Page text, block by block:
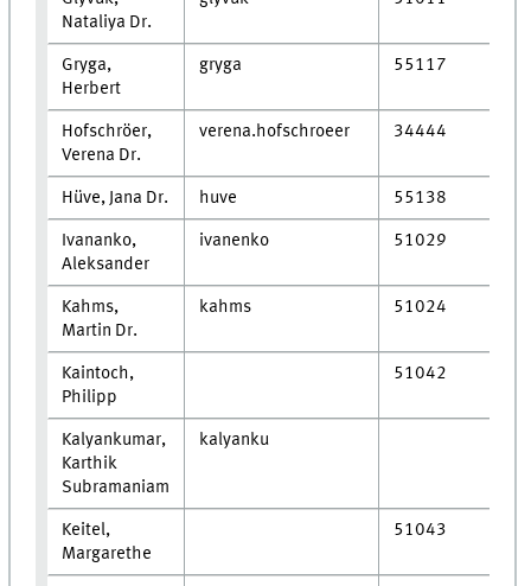
Nataliya Dr.
Gryga,
Herbert
gryga 55117
Hofschröer,
Verena Dr.
verena.hofschroeer 34444
Hüve, Jana Dr. huve 55138
Ivananko,
Aleksander
ivanenko 51029
Kahms,
Martin Dr.
kahms 51024
Kaintoch,
Philipp
51042
Kalyankumar,
Karthik
Subramaniam
kalyanku
Keitel,
Margarethe
51043